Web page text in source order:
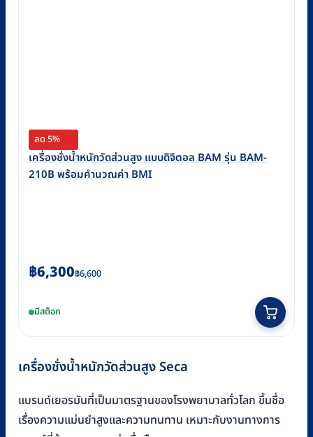
ลด 5%
เครื่องชั่งน้ำหนักวัดส่วนสูง แบบดิจิตอล BAM รุ่น BAM-
210B พร้อมคำนวณค่า BMI
฿6,600
Original
was:
฿6,300
Current
is:มีสต็อก
เครื่องชั่งน้ำหนักวัดส่วนสูง Seca
แบรนด์เยอรมันที่เป็นมาตรฐานของโรงพยาบาลทั่วโลก ขึ้นชื่อ
เรื่องความแม่นยำสูงและความทนทาน เหมาะกับงานทางการ